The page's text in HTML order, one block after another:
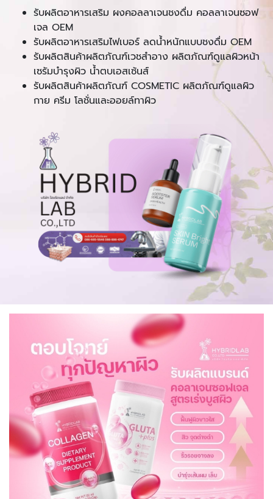
รับผลิตอาหารเสริม ผงคอลลาเจนชงดื่ม คอลลาเจนซอฟ
เจล OEM
รับผลิตอาหารเสริมไฟเบอร์ ลดน้ำหนักแบบชงดื่ม OEM
รับผลิตสินค้าผลิตภัณฑ์เวชสำอาง ผลิตภัณฑ์ดูแลผิวหน้า
เซรัมบำรุงผิว น้ำตบเอสเซ้นส์
รับผลิตสินค้าผลิตภัณฑ์ COSMETIC ผลิตภัณฑ์ดูแลผิว
กาย ครีม โลชั่นและออยล์ทาผิว